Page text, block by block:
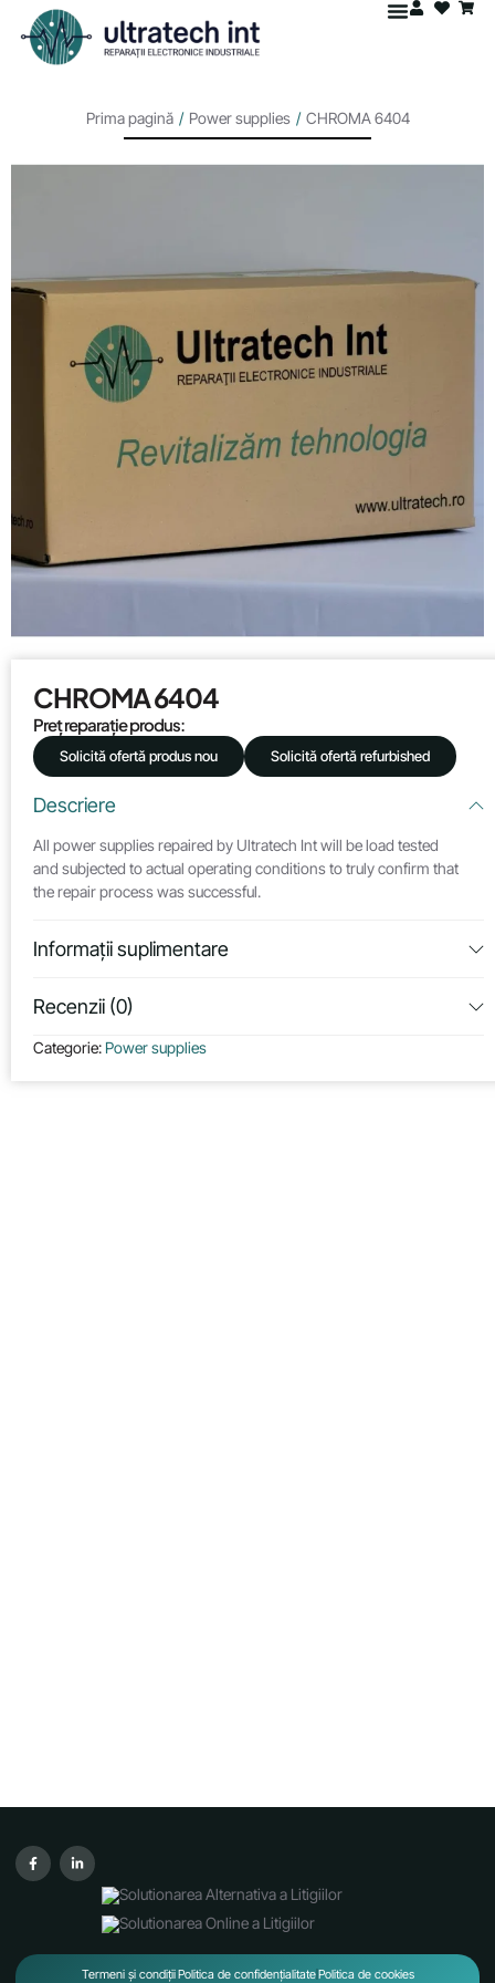
Prima pagină / Power supplies / CHROMA 6404
CHROMA 6404
Preț reparație produs:
Solicită ofertă produs nou Solicită ofertă refurbished
Descriere
All power supplies repaired by Ultratech Int will be load tested
and subjected to actual operating conditions to truly confirm that
the repair process was successful.
Informații suplimentare
Recenzii (0)
Categorie: Power supplies
Termeni și condițiiPolitica de confidențialitatePolitica de cookies